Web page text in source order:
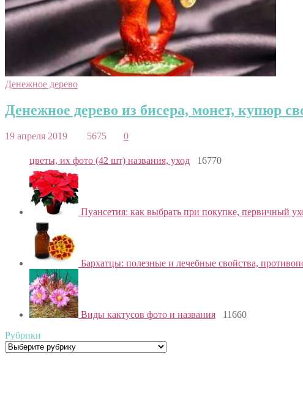
Денежное дерево
Денежное дерево из бисера, монет, купюр
19 апреля 2019 5675 0
цветы, их фото (42 шт) названия, уход
16770
Пуансетия: как выбрать при покупке, первичный
Бархатцы: полезные и лечебные свойства,
Виды кактусов фото и названия
11660
Рубрики
Рубрики